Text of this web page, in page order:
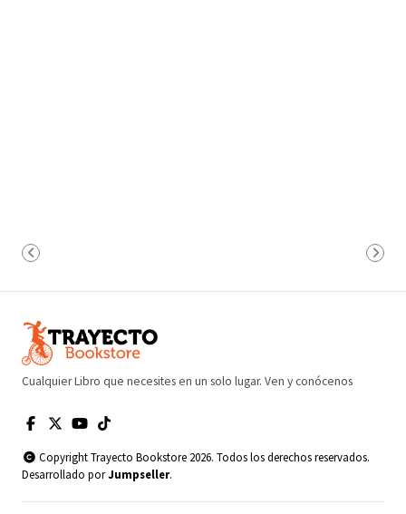
Cualquier Libro que necesites en un solo lugar. Ven y conócenos
Copyright Trayecto Bookstore 2026. Todos los derechos reservados.
Desarrollado porJumpseller.